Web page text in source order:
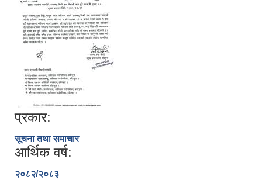
प्रकार:
सूचना तथा समाचार
आर्थिक वर्ष:
२०८२/२०८३